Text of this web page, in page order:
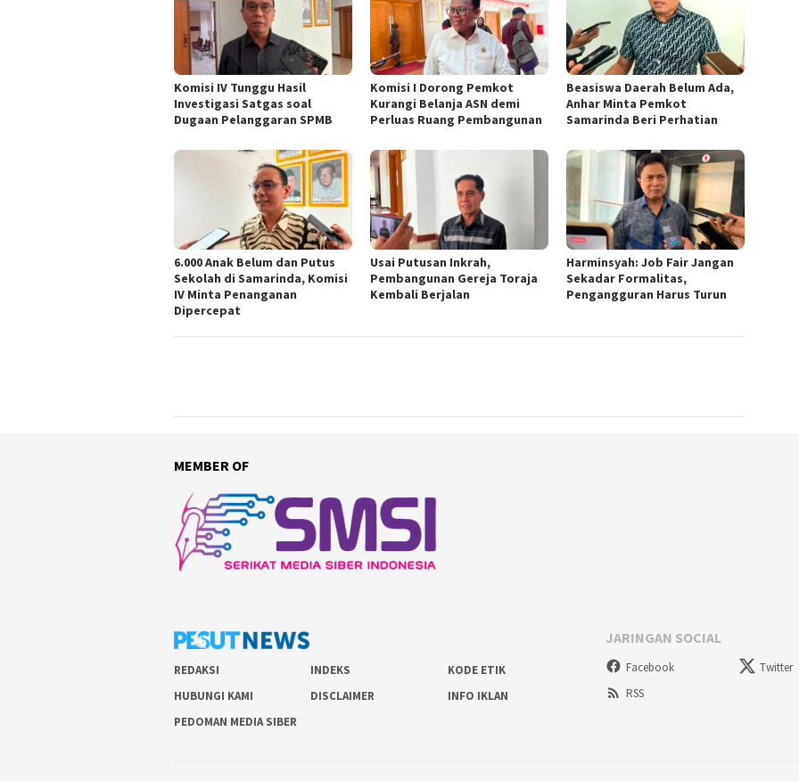
Komisi IV Tunggu Hasil
Investigasi Satgas soal
Dugaan Pelanggaran SPMB
Komisi I Dorong Pemkot
Kurangi Belanja ASN demi
Perluas Ruang Pembangunan
Beasiswa Daerah Belum Ada,
Anhar Minta Pemkot
Samarinda Beri Perhatian
6.000 Anak Belum dan Putus
Sekolah di Samarinda, Komisi
IV Minta Penanganan
Dipercepat
Usai Putusan Inkrah,
Pembangunan Gereja Toraja
Kembali Berjalan
Harminsyah: Job Fair Jangan
Sekadar Formalitas,
Pengangguran Harus Turun
MEMBER OF
REDAKSI INDEKS
KODE ETIK
HUBUNGI KAMI
DISCLAIMER
INFO IKLAN
PEDOMAN MEDIA SIBER
JARINGAN SOCIAL
Facebook Twitter
RSS